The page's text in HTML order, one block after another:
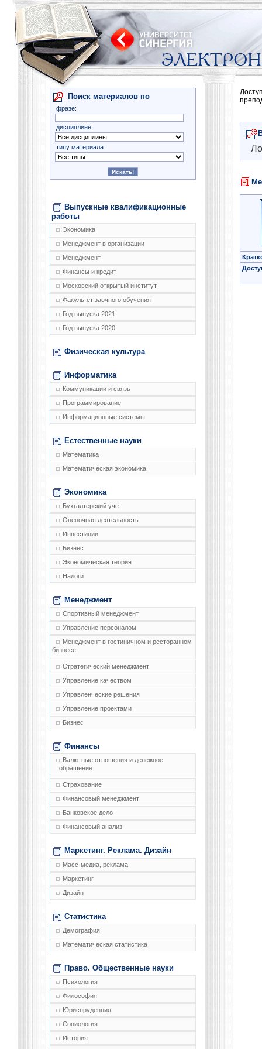
Поиск материалов по
фразе:
дисциплине:
типу материала:
Выпускные квалификационные
работы
Экономика
Менеджмент в организации
Менеджмент
Финансы и кредит
Московский открытый институт
Факультет заочного обучения
Год выпуска 2021
Год выпуска 2020
Физическая культура
Информатика
Коммуникации и связь
Программирование
Информационные системы
Естественные науки
Математика
Математическая экономика
Экономика
Бухгалтерский учет
Оценочная деятельность
Инвестиции
Бизнес
Экономическая теория
Налоги
Менеджмент
Спортивный менеджмент
Управление персоналом
Менеджмент в гостиничном и ресторанном
бизнесе
Стратегический менеджмент
Управление качеством
Управленческие решения
Управление проектами
Бизнес
Финансы
Валютные отношения и денежное
обращение
Страхование
Финансовый менеджмент
Банковское дело
Финансовый анализ
Маркетинг. Реклама. Дизайн
Масс-медиа, реклама
Маркетинг
Дизайн
Статистика
Демография
Математическая статистика
Право. Общественные науки
Психология
Философия
Юриспруденция
Социология
История